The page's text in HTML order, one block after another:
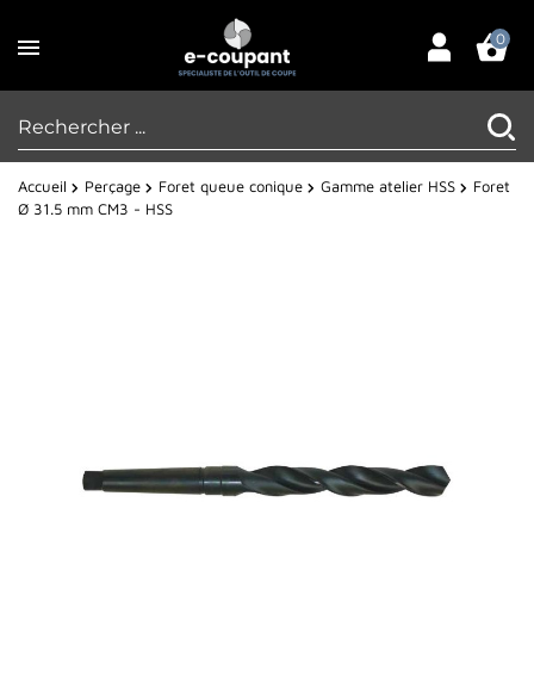
0
Accueil Perçage Foret queue conique Gamme atelier HSS
Foret
Ø 31.5 mm CM3 - HSS